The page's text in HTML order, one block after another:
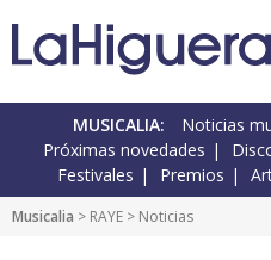
MUSICALIA: Noticias
Próximas novedades
Festivales
Premios
Musicalia > RAYE > Noticias